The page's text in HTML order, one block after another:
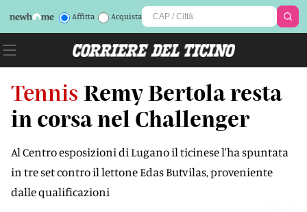
Affitta Acquista
Tennis Remy Bertola resta
in corsa nel Challenger
Al Centro esposizioni di Lugano il ticinese l'ha spuntata
in tre set contro il lettone Edas Butvilas, proveniente
dalle qualificazioni